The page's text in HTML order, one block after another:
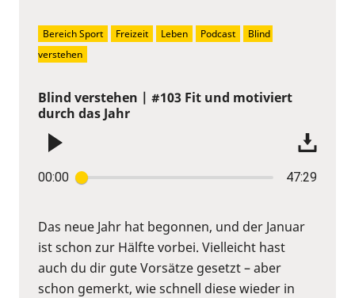
Blind verstehen | #103 Fit und motiviert
durch das Jahr
00:00 47:29
Das neue Jahr hat begonnen, und der Januar
ist schon zur Hälfte vorbei. Vielleicht hast
auch du dir gute Vorsätze gesetzt – aber
schon gemerkt, wie schnell diese wieder in
Bereich Sport Freizeit Leben Podcast
Blind
verstehen